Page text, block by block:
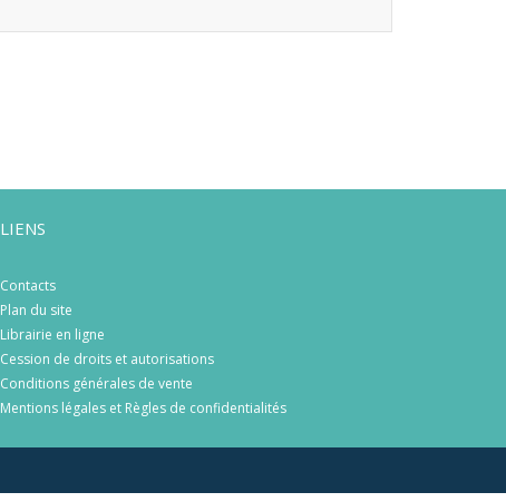
LIENS
Contacts
Plan du site
Librairie en ligne
Cession de droits et autorisations
Conditions générales de vente
Mentions légales et Règles de confidentialités